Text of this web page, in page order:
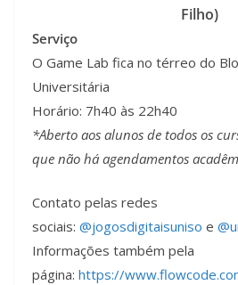
Filho)
Serviço
O Game Lab fica no térreo do
Universitária
Horário: 7h40 às 22h40
*Aberto aos alunos de todos os
que não há agendamentos
Contato pelas redes
sociais: @jogosdigitaisuniso e
Informações também pela
página: https://